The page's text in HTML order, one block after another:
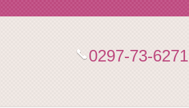
0297-73-6271